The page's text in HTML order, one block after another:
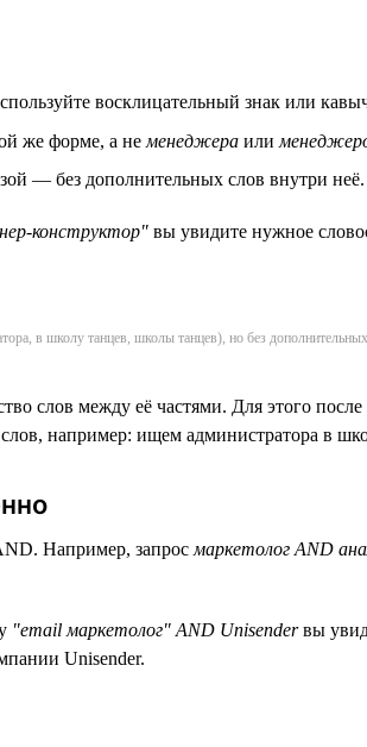
восклицательный знак или
же форме, а неменеджера или
— без дополнительных слов внутри неё.
конструктор" вы увидите нужное
в школу танцев, школы танцев), но без
слов между её частями. Для этого
например: ищем администратора в
Например, запросмаркетолог AND
"email маркетолог" AND Unisenderвы
Unisender.